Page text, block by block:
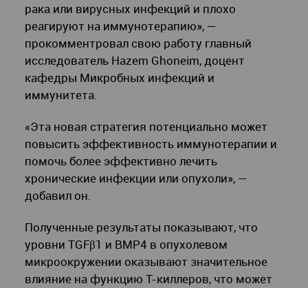
рака или вирусных инфекций и плохо
реагируют на иммунотерапию», —
прокомментровал свою работу главный
исследователь Hazem Ghoneim, доцент
кафедры Микробных инфекций и
иммунитета.
«Эта новая стратегия потенциально может
повысить эффективность иммунотерапии и
помочь более эффективно лечить
хронические инфекции или опухоли», —
добавил он.
Полученные результаты показывают, что
уровни TGFβ1 и BMP4 в опухолевом
микроокружении оказывают значительное
влияние на функцию Т-киллеров, что может